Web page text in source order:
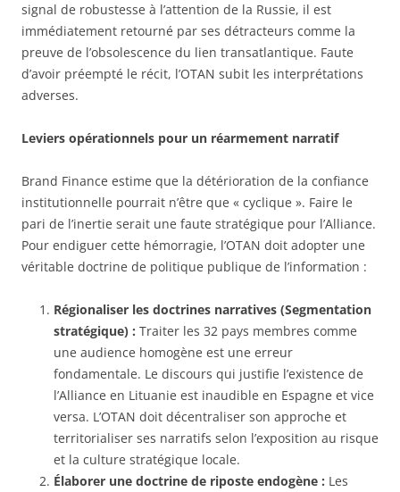
signal de robustesse à l’attention de la Russie, il est
immédiatement retourné par ses détracteurs comme la
preuve de l’obsolescence du lien transatlantique. Faute
d’avoir préempté le récit, l’OTAN subit les interprétations
adverses.
Leviers opérationnels pour un réarmement narratif
Brand Finance estime que la détérioration de la confiance
institutionnelle pourrait n’être que « cyclique ». Faire le
pari de l’inertie serait une faute stratégique pour l’Alliance.
Pour endiguer cette hémorragie, l’OTAN doit adopter une
véritable doctrine de politique publique de l’information :
Régionaliser les doctrines narratives (Segmentation
stratégique) : Traiter les 32 pays membres comme
une audience homogène est une erreur
fondamentale. Le discours qui justifie l’existence de
l’Alliance en Lituanie est inaudible en Espagne et vice
versa. L’OTAN doit décentraliser son approche et
territorialiser ses narratifs selon l’exposition au risque
et la culture stratégique locale.
Élaborer une doctrine de riposte endogène : Les